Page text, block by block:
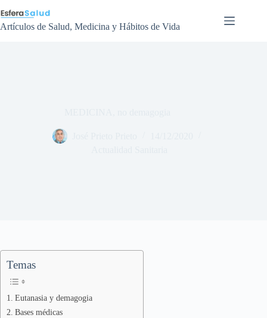
al
contenido
Artículos de Salud, Medicina y Hábitos de Vida
Temas
Eutanasia y demagogia
Bases médicas